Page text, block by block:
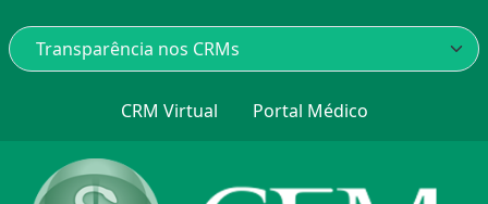
CRM Virtual Portal Médico